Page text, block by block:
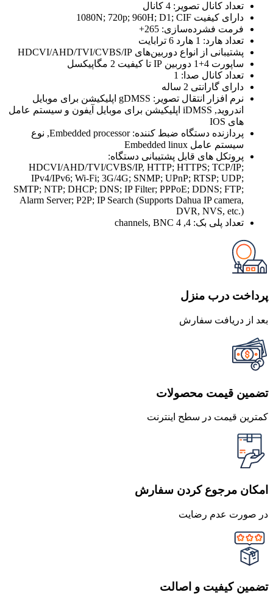
تعداد کانال تصویر: 4 کانال
دارای کیفیت 1080N; 720p; 960H; D1; CIF
فرمت فشرده‌سازی: 265+
تعداد هارد: 1 هارد 6 ترابایت
پشتیبانی از انواع دوربین‌های HDCVI/AHD/TVI/CVBS/IP
ساپورت 4+1 دوربین IP تا کیفیت 2 مگاپیکسل
تعداد کانال صدا: 1
دارای گارانتی 2 ساله
نرم افزار انتقال تصویر:
gDMSS اپلیکیشن برای موبایل
اندروید, iDMSS اپلیکیشن برای موبایل آیفون و سیستم عامل
های IOS
پردازنده دستگاه ضبط کننده: Embedded processor, نوع
سیستم عامل Embedded linux
پروتکل های قابل پشتیبانی دستگاه:
HDCVI/AHD/TVI/CVBS/IP, HTTP; HTTPS; TCP/IP;
IPv4/IPv6; Wi-Fi; 3G/4G; SNMP; UPnP; RTSP; UDP;
SMTP; NTP; DHCP; DNS; IP Filter; PPPoE; DDNS; FTP;
Alarm Server; P2P; IP Search (Supports Dahua IP camera,
DVR, NVS, etc.)
تعداد پلی بک: 4, 4 channels, BNC
پرداخت درب منزل
بعد از دریافت سفارش
تضمین قیمت محصولات
کمترین قیمت در سطح اینترنت
امکان مرجوع کردن سفارش
در صورت عدم رضایت
تضمین کیفیت و اصالت